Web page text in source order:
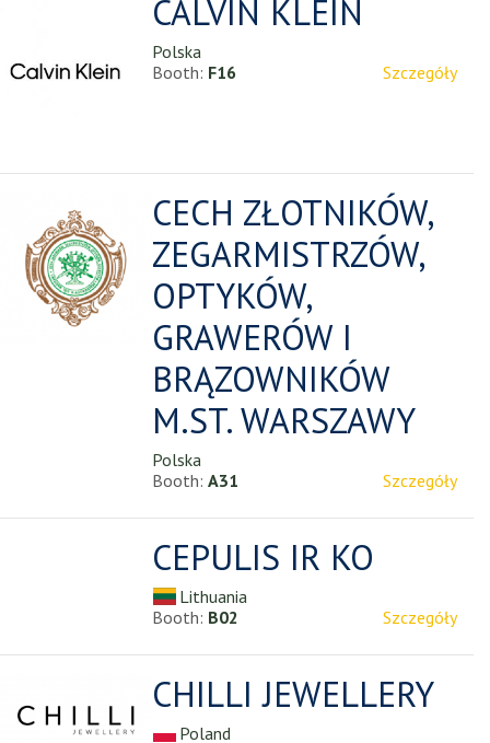
CALVIN KLEIN
Polska
Booth: F16 Szczegóły
CECH ZŁOTNIKÓW,
ZEGARMISTRZÓW,
OPTYKÓW,
GRAWERÓW I
BRĄZOWNIKÓW
M.ST. WARSZAWY
Polska
Booth:A31 Szczegóły
CEPULIS IR KO
Lithuania
Booth: B02 Szczegóły
CHILLI JEWELLERY
Poland